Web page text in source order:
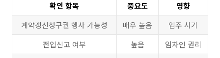
확인 항목 중요도
영향
계약갱신청구권 행사 가능성
매우 높음
입주 시기
전입신고 여부
높음
임차인 권리